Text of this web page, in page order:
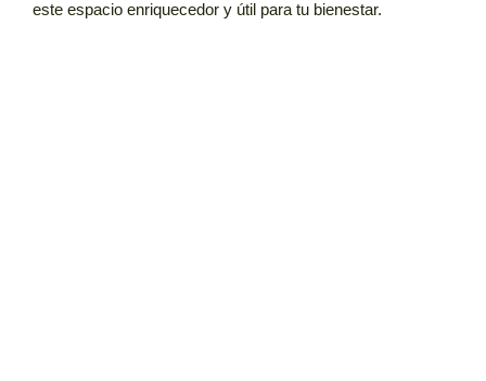
este espacio enriquecedor y útil para tu bienestar.